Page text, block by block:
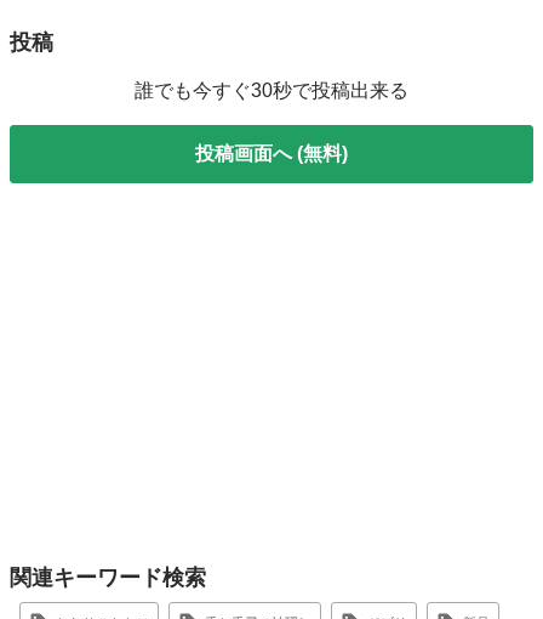
投稿
誰でも今すぐ30秒で投稿出来る
投稿画面へ (無料)
関連キーワード検索